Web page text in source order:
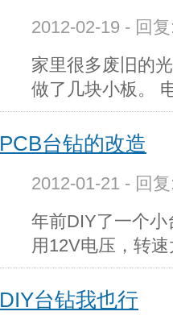
2012-02-19 - 回
家里很多废旧的
做了几块小板。
PCB台钻的改造
2012-01-21 - 回
年前DIY了一个小
用12V电压，转
DIY台钻我也行